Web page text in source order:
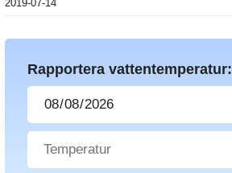
2019-07-14
Rapportera vattentemperatur: